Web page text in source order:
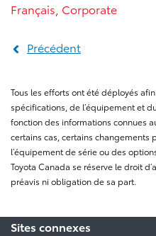
Français Corporate
Précédent
Tous les efforts ont été déployés
spécifications, de l’équipement et
fonction des informations connues
certains cas, certains changements
l’équipement de série ou des
Toyota Canada se réserve le droit
préavis ni obligation de sa part.
Sites connexes